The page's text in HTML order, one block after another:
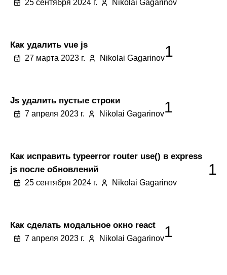
25 сентября 2024 г. Nikolai Gagarinov
Как удалить vue js
27 марта 2023 г. Nikolai Gagarinov1
Js удалить пустые строки
7 апреля 2023 г. Nikolai Gagarinov1
Как исправить typeerror router use() в express
js после обновлений
25 сентября 2024 г. Nikolai Gagarinov
1
Как сделать модальное окно react
7 апреля 2023 г. Nikolai Gagarinov1